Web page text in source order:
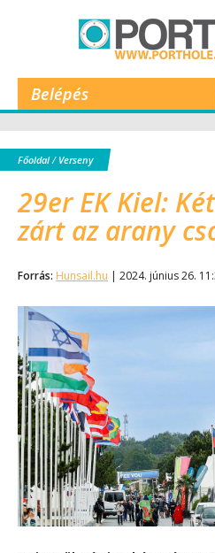
Belépés
Főoldal/ Verseny
29er EK Kiel:
zárt az arany
Forrás: Hunsail.hu | 2024. június 26.